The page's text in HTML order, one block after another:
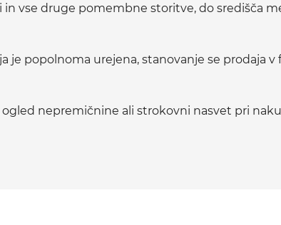
vse druge pomembne storitve, do središča
je popolnoma urejena, stanovanje se prodaja v
nepremičnine ali strokovni nasvet pri